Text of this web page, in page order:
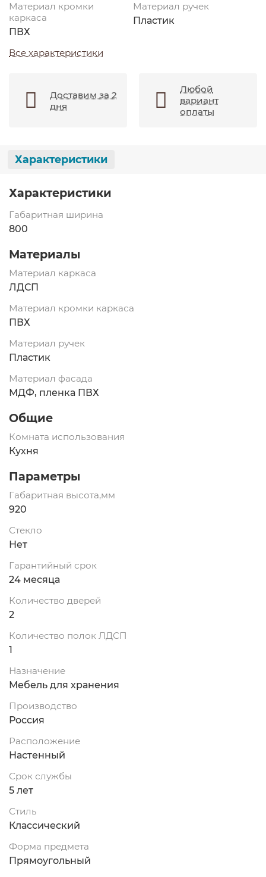
Материал кромки
каркаса
ПВХ
Материал ручек
Пластик
Все характеристики
Доставим за 2
дня
Любой
вариант
оплаты
Характеристики
Характеристики
Габаритная ширина
800
Материалы
Материал каркаса
ЛДСП
Материал кромки каркаса
ПВХ
Материал ручек
Пластик
Материал фасада
МДФ, пленка ПВХ
Общие
Комната использования
Кухня
Параметры
Габаритная высота,мм
920
Стекло
Нет
Гарантийный срок
24 месяца
Количество дверей
2
Количество полок ЛДСП
1
Назначение
Мебель для хранения
Производство
Россия
Расположение
Настенный
Срок службы
5 лет
Стиль
Классический
Форма предмета
Прямоугольный